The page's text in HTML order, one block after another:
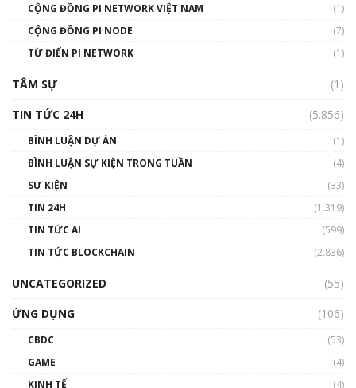
Talkshow 14: MemeCoin – Trò đùa tỷ đô
01:29:26
CỘNG ĐỒNG PI NETWORK VIỆT NAM
(1)
CỘNG ĐỒNG PI NODE
(7)
TỪ ĐIỂN PI NETWORK
(1)
TÂM SỰ
(1)
TIN TỨC 24H
(5.856)
BÌNH LUẬN DỰ ÁN
(1)
BÌNH LUẬN SỰ KIỆN TRONG TUẦN
(4)
SỰ KIỆN
(33)
TIN 24H
(1.319)
TIN TỨC AI
(599)
TIN TỨC BLOCKCHAIN
(2.836)
UNCATEGORIZED
(55)
ỨNG DỤNG
(106)
CBDC
(53)
GAME
(4)
KINH TẾ
(4)